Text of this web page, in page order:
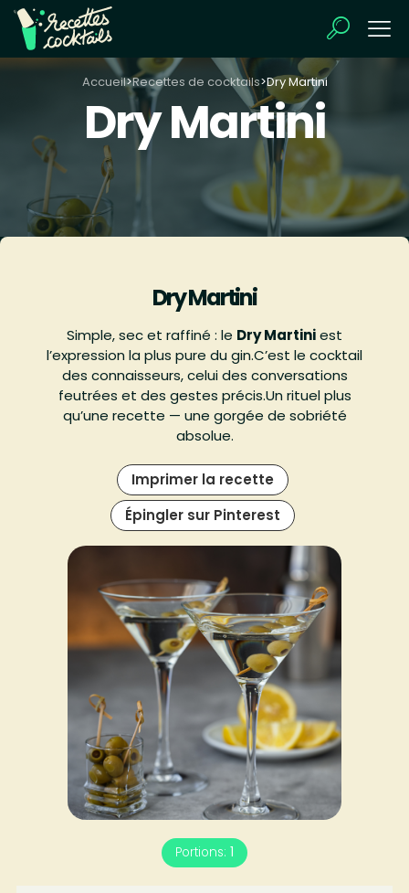
Accueil>Recettes de cocktails>Dry Martini
Dry Martini
Dry Martini
Simple, sec et raffiné : le Dry Martiniest
l’expression la plus pure du gin.C’est le cocktail
des connaisseurs, celui des conversations
feutrées et des gestes précis.Un rituel plus
qu’une recette — une gorgée de sobriété
absolue.
Imprimer la recette
Épingler sur Pinterest
Portions: 1